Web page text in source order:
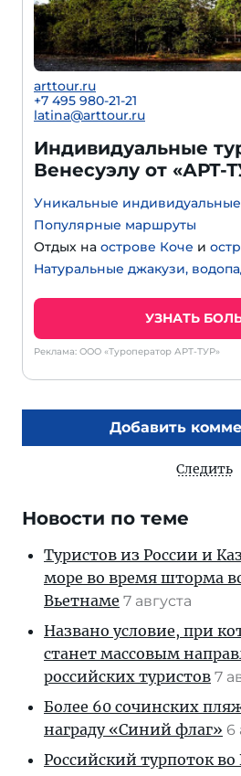
arttour.ru
+7 495 980-21-21
latina@arttour.ru
Индивидуальные
Венесуэлу от «АРТ-
Уникальные
Популярные маршруты
Отдых на острове Коче и
Натуральные джакузи,
УЗНАТЬ
Реклама: ООО «Туроператор АРТ-ТУР»
Добавить
Следить
Новости по теме
Туристов из России и
море во время шторма
Вьетнаме 7 августа
Названо условие, при
станет массовым
российских туристов 7
Более 60 сочинских
награду «Синий флаг» 6
Российский турпоток